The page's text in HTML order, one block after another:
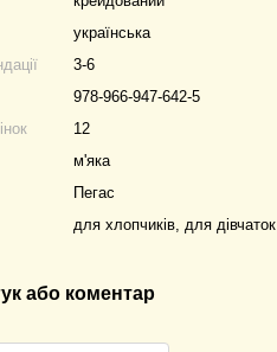
українська
3-6
978-966-947-642-5
12
м'яка
Пегас
для хлопчиків, для дівчаток
або коментар